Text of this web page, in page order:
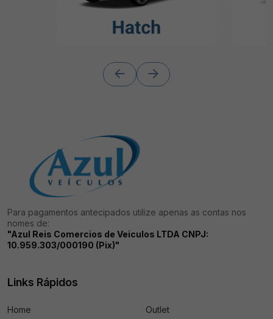
Para pagamentos antecipados utilize apenas as contas nos
nomes de:
"Azul Reis Comercios de Veiculos LTDA CNPJ:
10.959.303/000190 (Pix)"
Links Rápidos
Home
Outlet